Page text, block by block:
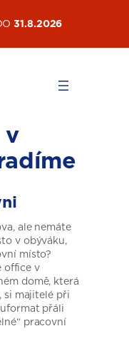
31.8.2026
ale nemáte
v obýváku,
místo?
office v
domě, která
si majitelé při
přáli
pracovní